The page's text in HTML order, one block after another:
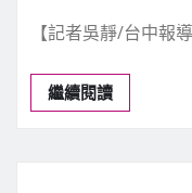
【記者吳靜/台中報
繼續閱讀